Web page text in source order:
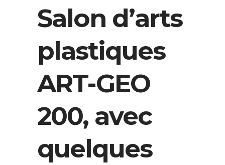
Salon d’arts
plastiques
ART-GEO
200, avec
quelques